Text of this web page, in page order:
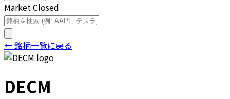
Market Closed
← 銘柄一覧に戻る
DECM